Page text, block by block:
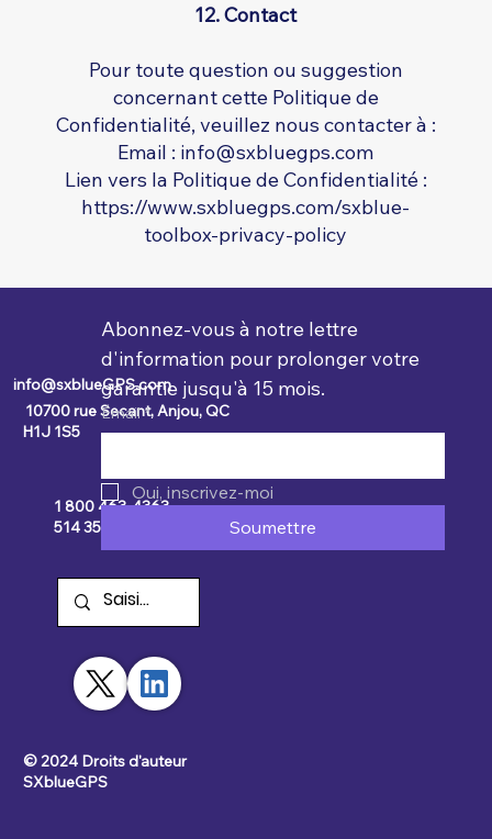
12. Contact
Pour toute question ou suggestion
concernant cette Politique de
Confidentialité, veuillez nous contacter à :
Email : info@sxbluegps.com
Lien vers la Politique de Confidentialité :
https://www.sxbluegps.com/sxblue-
toolbox-privacy-policy
1 800 463-4363.
514 354-2511
info@sxblueGPS.com
10700 rue Secant, Anjou, QC
H1J 1S5
Abonnez-vous à notre lettre
d'information pour prolonger votre
garantie jusqu'à 15 mois.
Émail *
Oui, inscrivez-moi
Soumettre
© 2024 Droits d'auteur
SXblueGPS